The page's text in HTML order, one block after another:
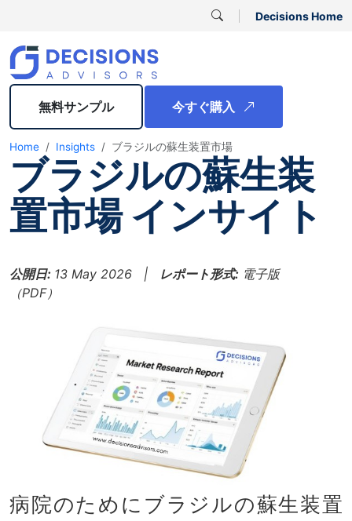
Decisions Home
無料サンプル 今すぐ購入
Home Insights ブラジルの蘇生装置市場
ブラジルの蘇生装
置市場 インサイト
公開日: 13 May 2026 | レポート形式: 電子版
（PDF）
病院のためにブラジルの蘇生装置